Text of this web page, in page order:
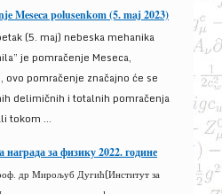
Meseca polusenkom (5. maj 2023)
(5. maj) nebeska mehanika
je pomračenje Meseca,
ovo pomračenje značajno će se
delimičnih i totalnih pomračenja
tokom ...
награда за физику 2022. године
др Мирољуб Дугић(Институт за